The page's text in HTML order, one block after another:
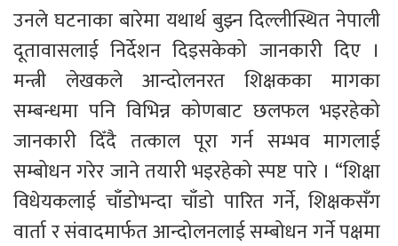
उनले घटनाका बारेमा यथार्थ बुझ्न दिल्लीस्थित नेपाली
दूतावासलाई निर्देशन दिइसकेको जानकारी दिए ।
मन्त्री लेखकले आन्दोलनरत शिक्षकका मागका
सम्बन्धमा पनि विभिन्न कोणबाट छलफल भइरहेको
जानकारी दिँदै तत्काल पूरा गर्न सम्भव मागलाई
सम्बोधन गरेर जाने तयारी भइरहेको स्पष्ट पारे । “शिक्षा
विधेयकलाई चाँडोभन्दा चाँडो पारित गर्ने, शिक्षकसँग
वार्ता र संवादमार्फत आन्दोलनलाई सम्बोधन गर्ने पक्षमा